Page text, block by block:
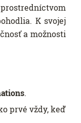
K svojej
a možnosti
.
prvé vždy, keď